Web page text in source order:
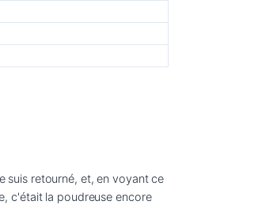
suis retourné, et, en voyant ce
c'était la poudreuse encore